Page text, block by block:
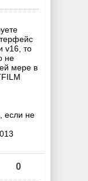
v16, то
не
мере в
если не
0